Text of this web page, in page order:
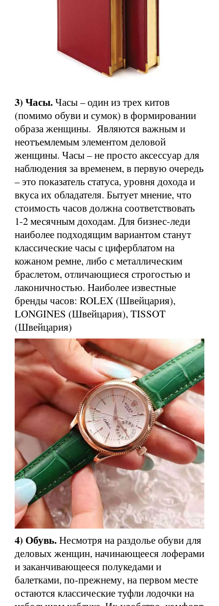
3) Часы.Часы – один из трех китов
(помимо обуви и сумок) в формировании
образа женщины. Являются важным и
неотъемлемым элементом деловой
женщины. Часы – не просто аксессуар для
наблюдения за временем, в первую очередь
– это показатель статуса, уровня дохода и
вкуса их обладателя. Бытует мнение, что
стоимость часов должна соответствовать
1-2 месячным доходам. Для бизнес-леди
наиболее подходящим вариантом станут
классические часы с циферблатом на
кожаном ремне, либо с металлическим
браслетом, отличающиеся строгостью и
лаконичностью. Наиболее известные
бренды часов: ROLEX (Швейцария),
LONGINES (Швейцария), TISSOT
(Швейцария)
4) Обувь.Несмотря на раздолье обуви для
деловых женщин, начинающееся лоферами
и заканчивающееся полукедами и
балетками, по-прежнему, на первом месте
остаются классические туфли лодочки на